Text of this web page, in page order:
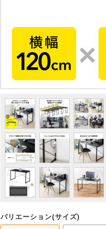
バリエーション(サイズ)